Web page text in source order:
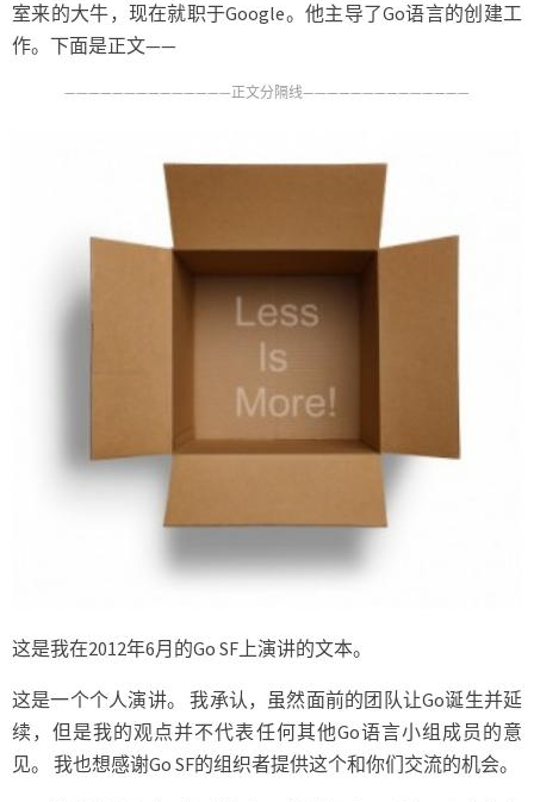
室来的大牛，现在就职于Google。他主导了Go语言的创建工
作。下面是正文——
——————————————正文分隔线——————————————
这是我在2012年6月的Go SF上演讲的文本。
这是一个个人演讲。 我承认，虽然面前的团队让Go诞生并延
续，但是我的观点并不代表任何其他Go语言小组成员的意
见。 我也想感谢Go SF的组织者提供这个和你们交流的机会。